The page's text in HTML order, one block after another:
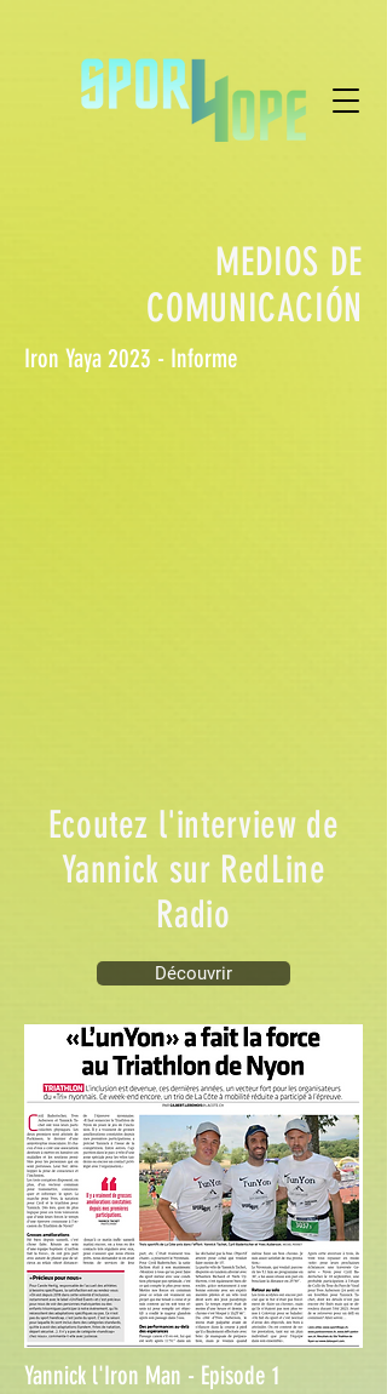
MEDIOS DE
COMUNICACIÓN
Iron Yaya 2023 - Informe
Ecoutez l'interview de
Yannick sur RedLine
Radio
Découvrir
Yannick l'Iron Man - Episode 1